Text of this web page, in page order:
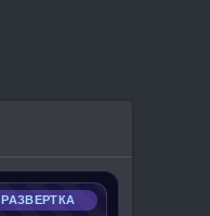
РАЗВЕРТКА